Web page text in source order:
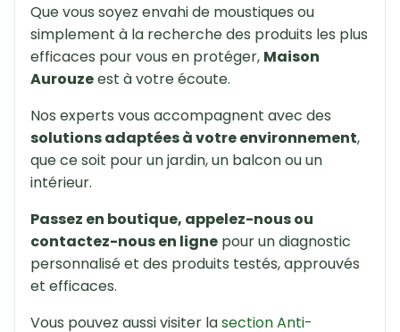
Que vous soyez envahi de moustiques ou
simplement à la recherche des produits les plus
efficaces pour vous en protéger, Maison
Aurouzeest à votre écoute.
Nos experts vous accompagnent avec des
solutions adaptées à votre environnement,
que ce soit pour un jardin, un balcon ou un
intérieur.
Passez en boutique, appelez-nous ou
contactez-nous en lignepour un diagnostic
personnalisé et des produits testés, approuvés
et efficaces.
Vous pouvez aussi visiter lasection Anti-